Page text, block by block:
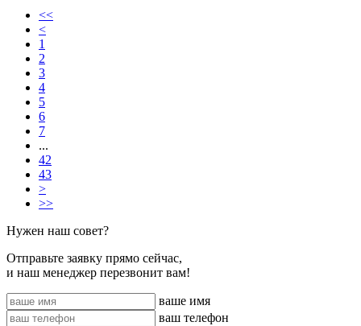
<<
<
1
2
3
4
5
6
7
...
42
43
>
>>
Нужен наш совет?
Отправьте заявку прямо сейчас,
и наш менеджер перезвонит вам!
ваше имя
ваш телефон